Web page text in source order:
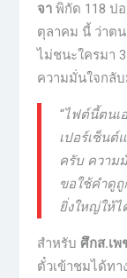
จา พิกัด​ 118 ​ป
ตุลาคม ​นี้​ ว่าตน
ไม่ชนะใครมา
ความมั่นใจกลั
“ไฟต์​นี้​ตนเ
เปอร์เซ็นต์​
ครับ​ ความ
ขอ​ใช้​คำดู
ยิ่งใหญ่​ให้​ไ
สำหรับ ศึกส.เพ
ตั๋วเข้าชมได้ท